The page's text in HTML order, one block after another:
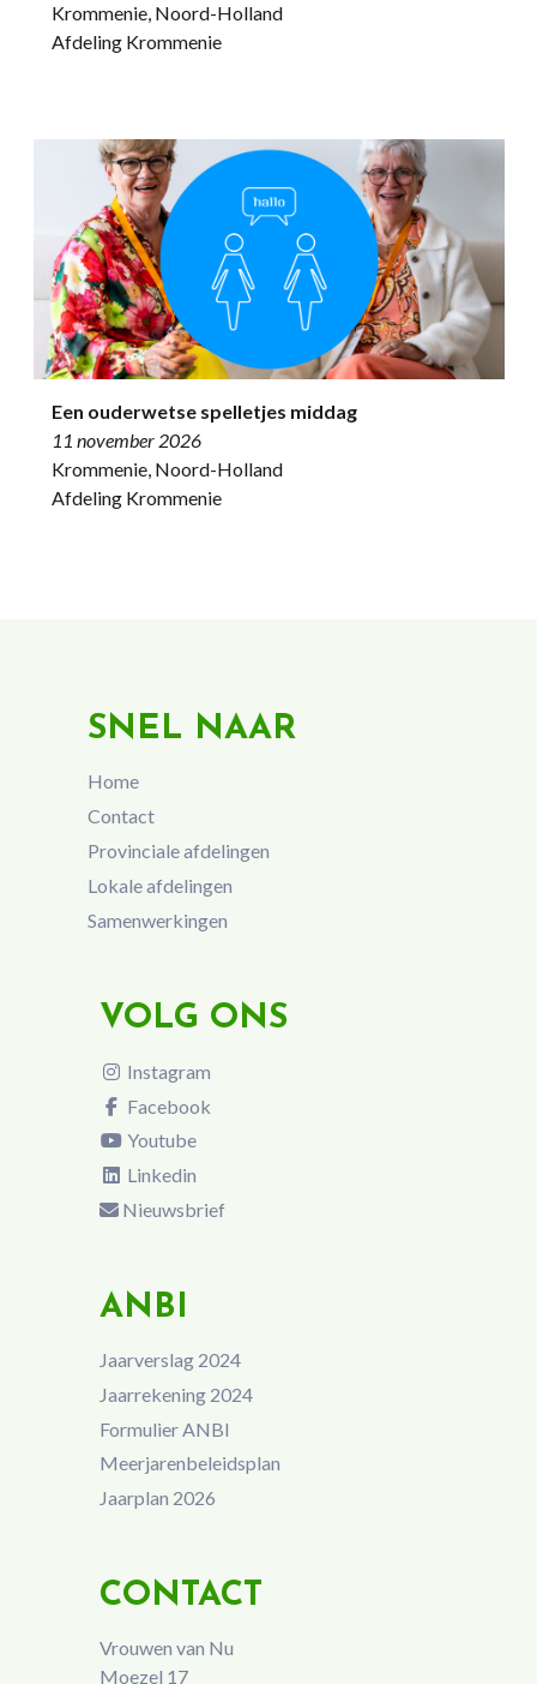
Krommenie, Noord-Holland
Afdeling Krommenie
Een ouderwetse spelletjes middag
11 november 2026
Krommenie, Noord-Holland
Afdeling Krommenie
SNEL NAAR
Home
Contact
Provinciale afdelingen
Lokale afdelingen
Samenwerkingen
VOLG ONS
Instagram
Facebook
Youtube
Linkedin
Nieuwsbrief
ANBI
Jaarverslag 2024
Jaarrekening 2024
Formulier ANBI
Meerjarenbeleidsplan
Jaarplan 2026
CONTACT
Vrouwen van Nu
Moezel 17